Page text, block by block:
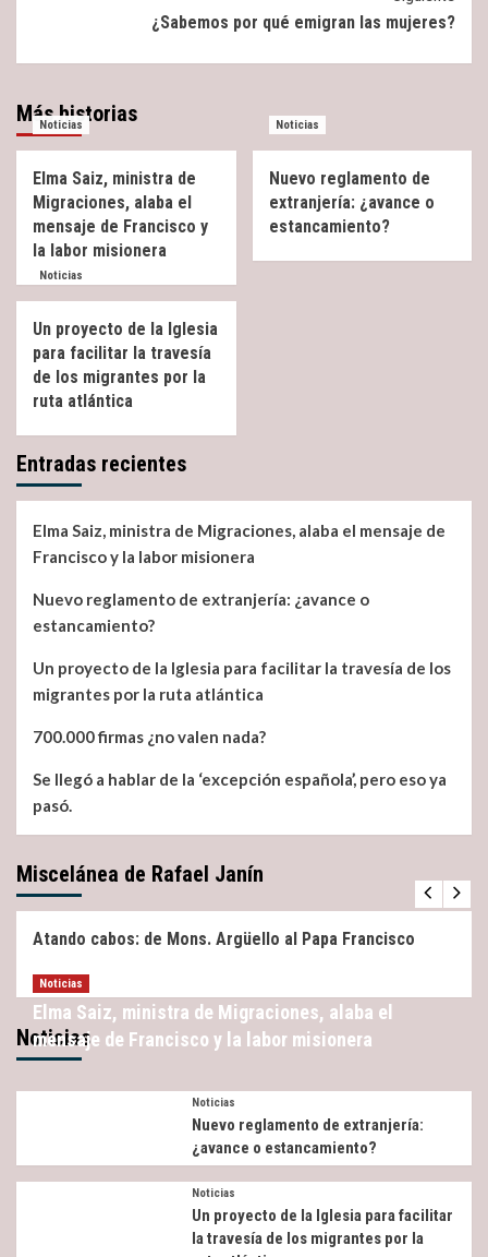
¿Sabemos por qué emigran las mujeres?
Más historias
Noticias
Elma Saiz, ministra de
Migraciones, alaba el
mensaje de Francisco y
la labor misionera
Noticias
Nuevo reglamento de
extranjería: ¿avance o
estancamiento?
Noticias
Un proyecto de la Iglesia
para facilitar la travesía
de los migrantes por la
ruta atlántica
Entradas recientes
Elma Saiz, ministra de Migraciones, alaba el mensaje de
Francisco y la labor misionera
Nuevo reglamento de extranjería: ¿avance o
estancamiento?
Un proyecto de la Iglesia para facilitar la travesía de los
migrantes por la ruta atlántica
700.000 firmas ¿no valen nada?
Se llegó a hablar de la ‘excepción española’, pero eso ya
pasó.
Miscelánea de Rafael Janín
Miscelánea Noticias
Atando cabos: de Mons. Argüello al Papa Francisco
Noticias
Noticias
Elma Saiz, ministra de Migraciones, alaba el
mensaje de Francisco y la labor misionera
Noticias
Nuevo reglamento de extranjería:
¿avance o estancamiento?
Noticias
Un proyecto de la Iglesia para facilitar
la travesía de los migrantes por la